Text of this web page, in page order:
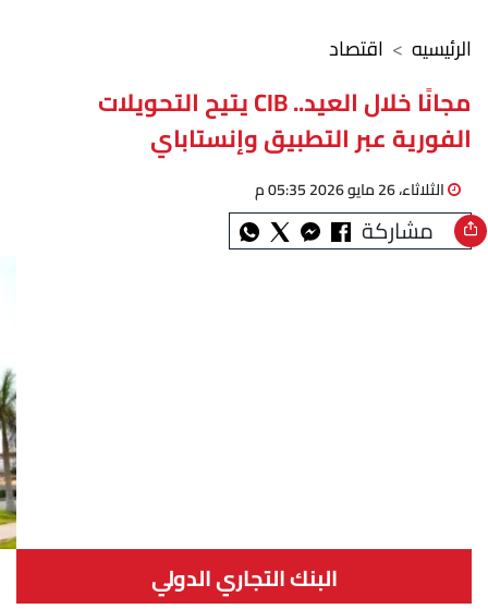
اقتصاد الرئيسيه
مجانًا خلال العيد.. CIB يتيح التحويلات
الفورية عبر التطبيق وإنستاباي
الثلاثاء، 26 مايو 2026 05:35 م
مشاركة
البنك التجاري الدولي